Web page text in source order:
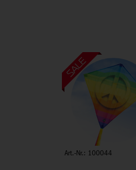
Art.-Nr.: 100044